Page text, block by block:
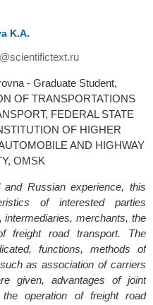
K.A.
- Graduate Student,
OF TRANSPORTATIONS
FEDERAL STATE
OF HIGHER
AND HIGHWAY
OMSK
Russian experience, this
of interested parties
merchants, the
freight road transport. The
functions, methods of
as association of carriers
given, advantages of joint
operation of freight road